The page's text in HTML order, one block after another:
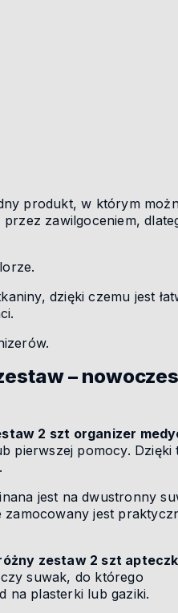
produkt, w którym
zawilgoceniem,
dzięki czemu jest
–
2 szt organizer
pierwszej pomocy. Dzięki
jest na dwustronny
zamocowany jest
zestaw 2 szt
suwak, do którego
na plasterki lub gaziki.